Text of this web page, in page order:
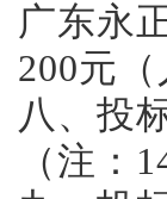
广东永
200元
八、投
（ 注 ：